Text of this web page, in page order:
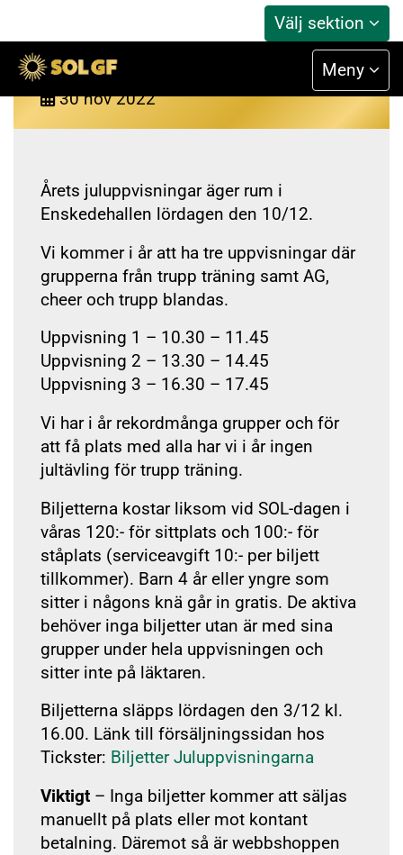
Välj sektion
Meny
Juluppvisningarna 2022
30 nov 2022
Årets juluppvisningar äger rum i
Enskedehallen lördagen den 10/12.
Vi kommer i år att ha tre uppvisningar där
grupperna från trupp träning samt AG,
cheer och trupp blandas.
Uppvisning 1 – 10.30 – 11.45
Uppvisning 2 – 13.30 – 14.45
Uppvisning 3 – 16.30 – 17.45
Vi har i år rekordmånga grupper och för
att få plats med alla har vi i år ingen
jultävling för trupp träning.
Biljetterna kostar liksom vid SOL-dagen i
våras 120:- för sittplats och 100:- för
ståplats (serviceavgift 10:- per biljett
tillkommer). Barn 4 år eller yngre som
sitter i någons knä går in gratis. De aktiva
behöver inga biljetter utan är med sina
grupper under hela uppvisningen och
sitter inte på läktaren.
Biljetterna släpps lördagen den 3/12 kl.
16.00. Länk till försäljningssidan hos
Tickster: Biljetter Juluppvisningarna
Viktigt – Inga biljetter kommer att säljas
manuellt på plats eller mot kontant
betalning. Däremot så är webbshoppen